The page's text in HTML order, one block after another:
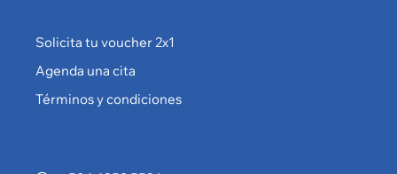
Solicita tu voucher 2x1
Agenda una cita
Términos y condiciones